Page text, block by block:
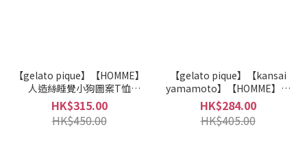
【gelato pique】【HOMME】
人造絲睡覺小狗圖案T恤
PHCT261942
HK$315.00
HK$450.00
【gelato pique】【kansai
yamamoto】【HOMME】彩
色毛絨室内鞋 PMGS261699
HK$284.00
HK$405.00